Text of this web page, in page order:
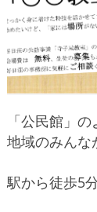
「公民館」
地域のみんな
駅から徒歩5